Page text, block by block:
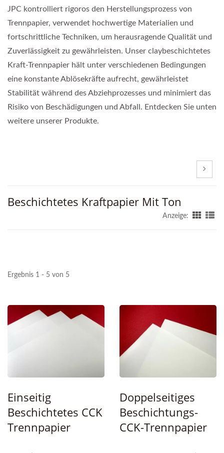
JPC kontrolliert rigoros den Herstellungsprozess von
Trennpapier, verwendet hochwertige Materialien und
fortschrittliche Techniken, um herausragende Qualität und
Zuverlässigkeit zu gewährleisten. Unser claybeschichtetes
Kraft-Trennpapier hält unter verschiedenen Bedingungen
eine konstante Ablösekräfte aufrecht, gewährleistet
Stabilität während des Abziehprozesses und minimiert das
Risiko von Beschädigungen und Abfall. Entdecken Sie unten
weitere unserer Produkte.
Beschichtetes Kraftpapier Mit Ton
Anzeige:
Ergebnis 1 - 5 von 5
Einseitig
Beschichtetes CCK
Trennpapier
Doppelseitiges
Beschichtungs-
CCK-Trennpapier